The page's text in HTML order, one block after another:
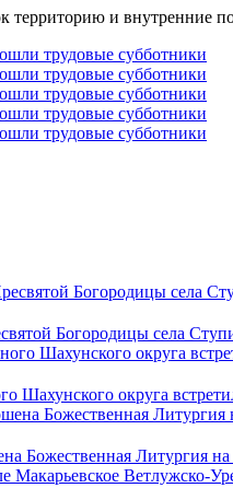
территорию и внутренние
Богородицы села
Шахунского округа
Божественная Литургия на